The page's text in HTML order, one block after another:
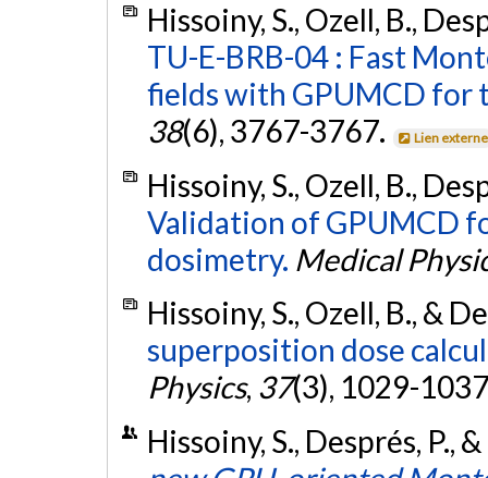
Hissoiny, S., Ozell, B.,
TU-E-BRB-04 : Fast
fields with GPUMCD for
38(6), 3767-3767. Lien externe
Hissoiny, S., Ozell, B.,
Validation of GPUMCD
dosimetry. Medical
Hissoiny, S., Ozell, B., &
superposition dose
Physics, 37(3), 1029-
Hissoiny, S., Després, P.,